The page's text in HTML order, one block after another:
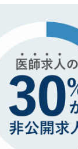
持に関しても
はご登録くだ